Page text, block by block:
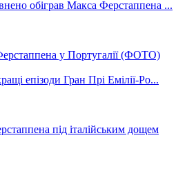
у Португалії (ФОТО)
під італійським дощем